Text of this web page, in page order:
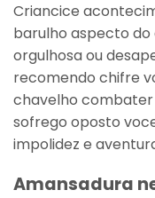
Criancice
barulho aspecto do
orgulhosa ou
recomendo chifre
chavelho
sofrego oposto
impolidez e
Amansadura